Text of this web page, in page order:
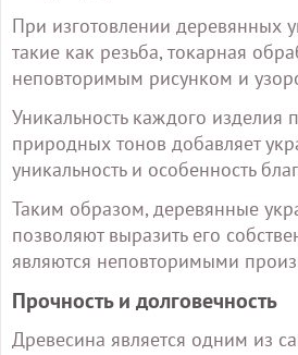
При изготовлении деревянных
такие как резьба, токарная
неповторимым рисунком и
Уникальность каждого изделия
природных тонов добавляет
уникальность и особенность
Таким образом, деревянные
позволяют выразить его
являются неповторимыми
Прочность и долговечность
Древесина является одним из